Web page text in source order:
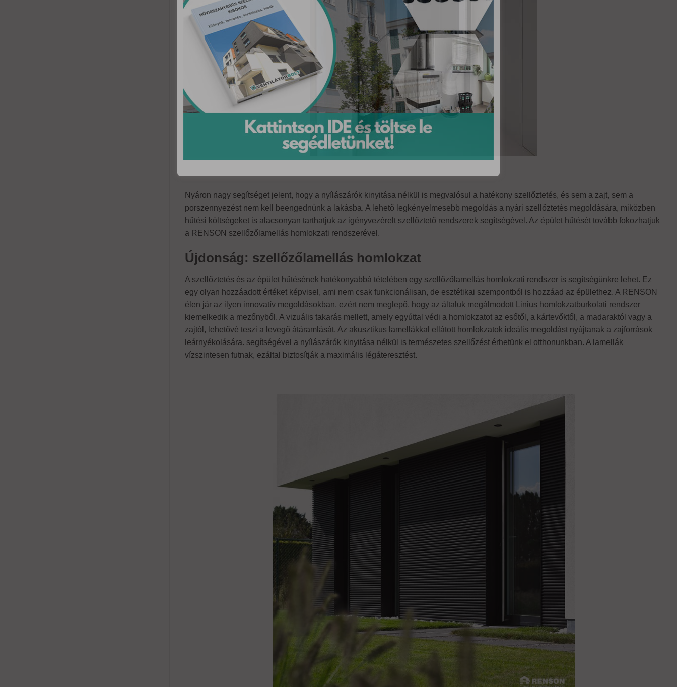
Nyáron nagy segítséget jelent, hogy a nyílászárók kinyitása nélkül is megvalósul a hatékony szellőztetés, és sem a zajt, sem a
porszennyezést nem kell beengednünk a lakásba. A lehető legkényelmesebb megoldás a nyári szellőztetés megoldására, miközben
hűtési költségeket is alacsonyan tarthatjuk az igényvezérelt szellőztető rendszerek segítségével. Az épület hűtését tovább fokozhatjuk
a RENSON szellőzőlamellás homlokzati rendszerével.
Újdonság: szellőzőlamellás homlokzat
A szellőztetés és az épület hűtésének hatékonyabbá tételében egy szellőzőlamellás homlokzati rendszer is segítségünkre lehet. Ez
egy olyan hozzáadott értéket képvisel, ami nem csak funkcionálisan, de esztétikai szempontból is hozzáad az épülethez. A RENSON
élen jár az ilyen innovatív megoldásokban, ezért nem meglepő, hogy az általuk megálmodott Linius homlokzatburkolati rendszer
kiemelkedik a mezőnyből. A vizuális takarás mellett, amely egyúttal védi a homlokzatot az esőtől, a kártevőktől, a madaraktól vagy a
zajtól, lehetővé teszi a levegő átáramlását. Az akusztikus lamellákkal ellátott homlokzatok ideális megoldást nyújtanak a zajforrások
leárnyékolására. segítségével a nyílászárók kinyitása nélkül is természetes szellőzést érhetünk el otthonunkban. A lamellák
vízszintesen futnak, ezáltal biztosítják a maximális légáteresztést.